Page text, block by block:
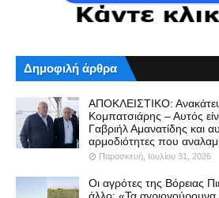
Δημοφιλή άρθρα
ΑΠΟΚΛΕΙΣΤΙΚΟ:
Κομπατσιάρης – Αυτός
Γαβριήλ Αμανατίδης και
αρμοδιότητες που
Παρασκευή, Ιουλίου 31, 2026
Οι αγρότες της Βόρειας